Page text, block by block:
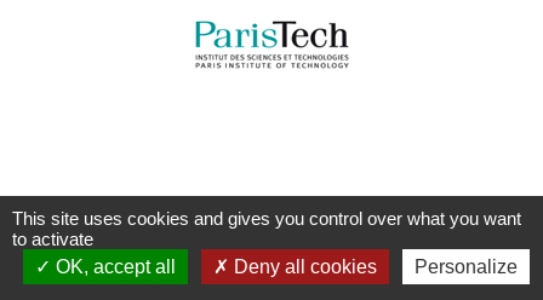
This site uses cookies and gives you control over what you want
to activate
OK, accept all
Deny all cookies Personalize